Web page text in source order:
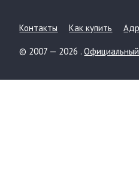
Контакты Как купить
© 2007 — 2026 .